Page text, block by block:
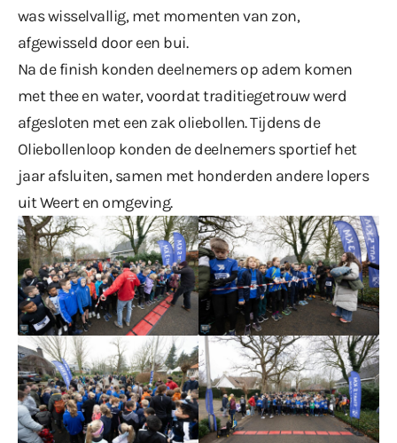
was wisselvallig, met momenten van zon,
afgewisseld door een bui.
Na de finish konden deelnemers op adem komen
met thee en water, voordat traditiegetrouw werd
afgesloten met een zak oliebollen. Tijdens de
Oliebollenloop konden de deelnemers sportief het
jaar afsluiten, samen met honderden andere lopers
uit Weert en omgeving.